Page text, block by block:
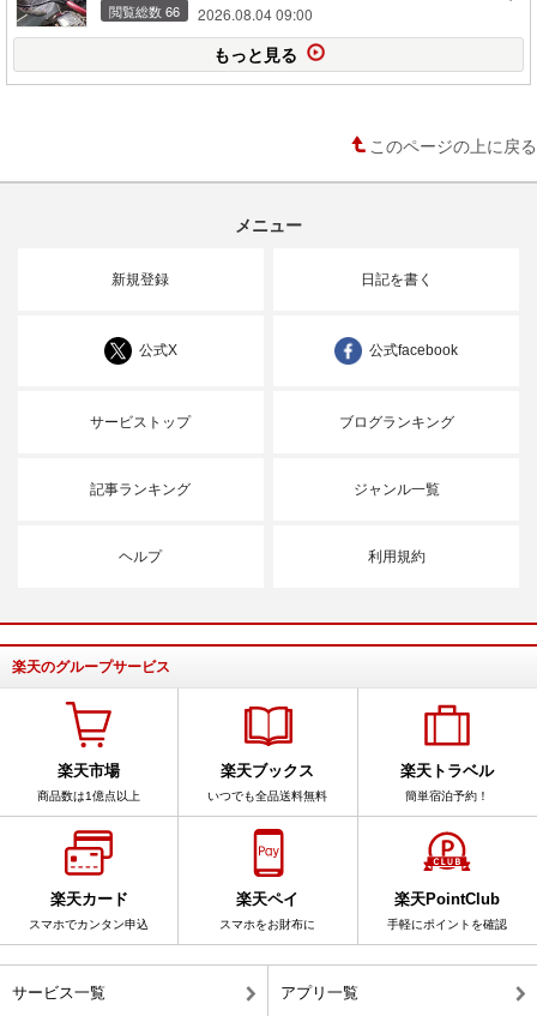
閲覧総数 66 2026.08.04 09:00
もっと見る
このページの上に戻る
メニュー
新規登録 日記を書く
公式X 公式facebook
サービストップ ブログランキング
記事ランキング ジャンル一覧
ヘルプ 利用規約
楽天のグループサービス
楽天市場
商品数は1億点以上
楽天ブックス
いつでも全品送料無料
楽天トラベル
簡単宿泊予約！
楽天カード
スマホでカンタン申込
楽天ペイ
スマホをお財布に
楽天PointClub
手軽にポイントを確認
サービス一覧 アプリ一覧